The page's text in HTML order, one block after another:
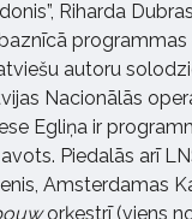
Riharda
programmas
autoru
Nacionālās
Egliņa ir
Piedalās arī
Amsterdamas
orķestrī (viens